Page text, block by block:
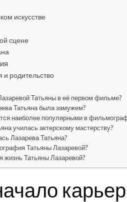
искусстве
сцене
родительство
Татьяны в её первом фильме?
Татьяна была замужем?
наиболее популярными в
училась актерскому мастерству?
Лазарева Татьяна?
Татьяны Лазаревой?
жизнь Татьяны Лазаревой?